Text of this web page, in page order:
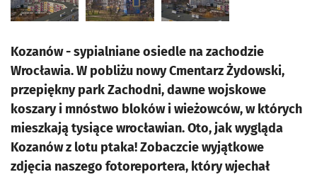
Kozanów - sypialniane osiedle na zachodzie
Wrocławia. W pobliżu nowy Cmentarz Żydowski,
przepiękny park Zachodni, dawne wojskowe
koszary i mnóstwo bloków i wieżowców, w których
mieszkają tysiące wrocławian. Oto, jak wygląda
Kozanów z lotu ptaka! Zobaczcie wyjątkowe
zdjęcia naszego fotoreportera, który wjechał